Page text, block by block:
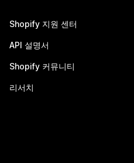
Shopify 지원 센터
API 설명서
Shopify 커뮤니티
리서치